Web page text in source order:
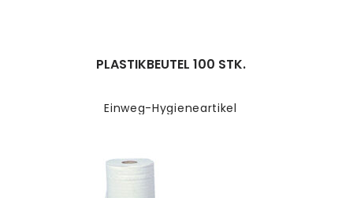
Einweg-Hygieneartikel
PLASTIKBEUTEL 100 STK.